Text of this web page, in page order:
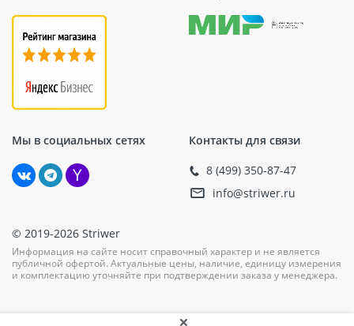
Мы в социальных сетях Контакты для связи
8 (499) 350-87-47
info@striwer.ru
© 2019-2026 Striwer
Информация на сайте носит справочный характер и не является
публичной офертой. Актуальные цены, наличие, единицу измерения
и комплектацию уточняйте при подтверждении заказа у менеджера.